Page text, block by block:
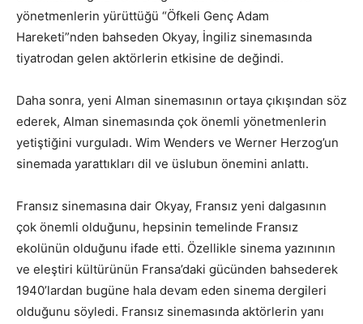
yönetmenlerin yürüttüğü “Öfkeli Genç Adam
Hareketi”nden bahseden Okyay, İngiliz sinemasında
tiyatrodan gelen aktörlerin etkisine de değindi.
Daha sonra, yeni Alman sinemasının ortaya çıkışından söz
ederek, Alman sinemasında çok önemli yönetmenlerin
yetiştiğini vurguladı. Wim Wenders ve Werner Herzog’un
sinemada yarattıkları dil ve üslubun önemini anlattı.
Fransız sinemasına dair Okyay, Fransız yeni dalgasının
çok önemli olduğunu, hepsinin temelinde Fransız
ekolünün olduğunu ifade etti. Özellikle sinema yazınının
ve eleştiri kültürünün Fransa’daki gücünden bahsederek
1940’lardan bugüne hala devam eden sinema dergileri
olduğunu söyledi. Fransız sinemasında aktörlerin yanı